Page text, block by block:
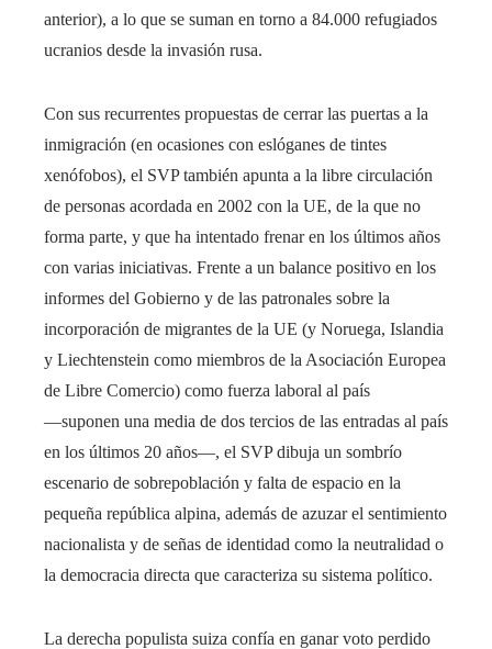
anterior), a lo que se suman en torno a 84.000 refugiados
ucranios desde la invasión rusa.
Con sus recurrentes propuestas de cerrar las puertas a la
inmigración (en ocasiones con eslóganes de tintes
xenófobos), el SVP también apunta a la libre circulación
de personas acordada en 2002 con la UE, de la que no
forma parte, y que ha intentado frenar en los últimos años
con varias iniciativas. Frente a un balance positivo en los
informes del Gobierno y de las patronales sobre la
incorporación de migrantes de la UE (y Noruega, Islandia
y Liechtenstein como miembros de la Asociación Europea
de Libre Comercio) como fuerza laboral al país
―suponen una media de dos tercios de las entradas al país
en los últimos 20 años―, el SVP dibuja un sombrío
escenario de sobrepoblación y falta de espacio en la
pequeña república alpina, además de azuzar el sentimiento
nacionalista y de señas de identidad como la neutralidad o
la democracia directa que caracteriza su sistema político.
La derecha populista suiza confía en ganar voto perdido